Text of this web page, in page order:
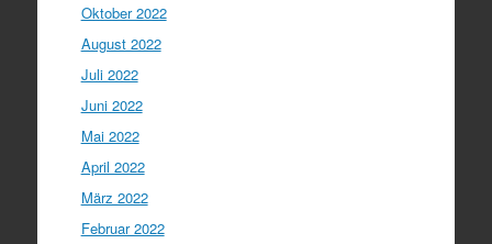
Oktober 2022
August 2022
Juli 2022
Juni 2022
Mai 2022
April 2022
März 2022
Februar 2022